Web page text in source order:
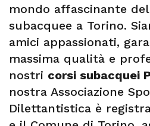
mondo affascinante
subacquee a Torino.
amici appassionati,
massima qualità e
nostri corsi subacquei
nostra Associazione
Dilettantistica è